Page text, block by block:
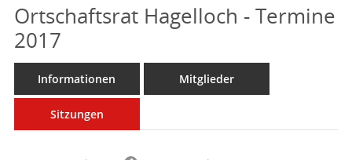
Ortschaftsrat Hagelloch - Termine
2017
Informationen Mitglieder
Sitzungen